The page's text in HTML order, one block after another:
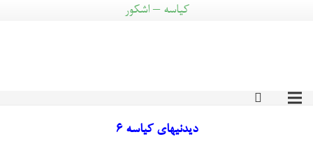
کیاسه – اشکور
دیدنیهای کیاسه ۶